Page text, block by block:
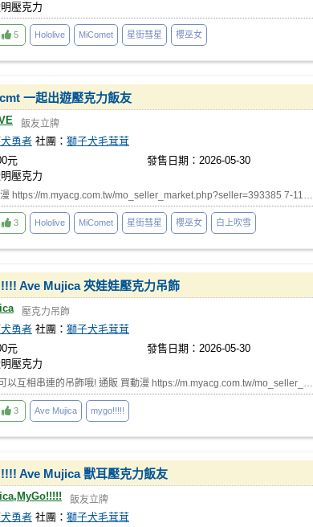
壓克力
5 Hololive MiComet 星街彗星 櫻巫女
一起出遊壓克力飯友
飯友立牌
勇者 社團： 獅子犬毛茸茸
元
發售日期：2026-05-30
壓克力
https://m.myacg.com.tw/mo_seller_market.php?seller=393385 7-11…
3 Hololive MiComet 星街彗星 櫻巫女 白上吹雪
Ave Mujica 夾娃娃壓克力吊飾
壓克力吊飾
勇者 社團： 獅子犬毛茸茸
元
發售日期：2026-05-30
壓克力
以互相串連的吊飾哦! 通販 買動漫 https://m.myacg.com.tw/mo_seller_…
3 Ave Mujica mygo!!!!!
Ave Mujica 獸耳壓克力飯友
飯友立牌
勇者 社團： 獅子犬毛茸茸